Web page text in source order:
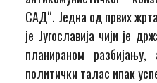
САД“. Једна од првих
је Југославија чији је
планираном
политички талас ипак